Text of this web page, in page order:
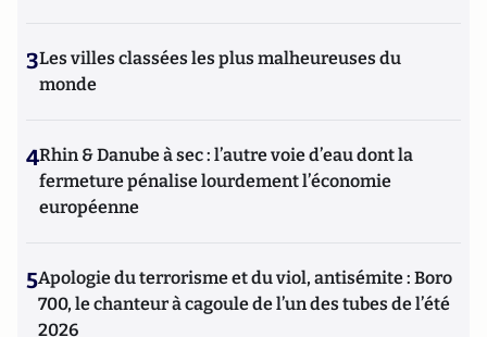
3Les villes classées les plus malheureuses du
monde
4Rhin & Danube à sec : l’autre voie d’eau dont la
fermeture pénalise lourdement l’économie
européenne
5Apologie du terrorisme et du viol, antisémite : Boro
700, le chanteur à cagoule de l’un des tubes de l’été
2026